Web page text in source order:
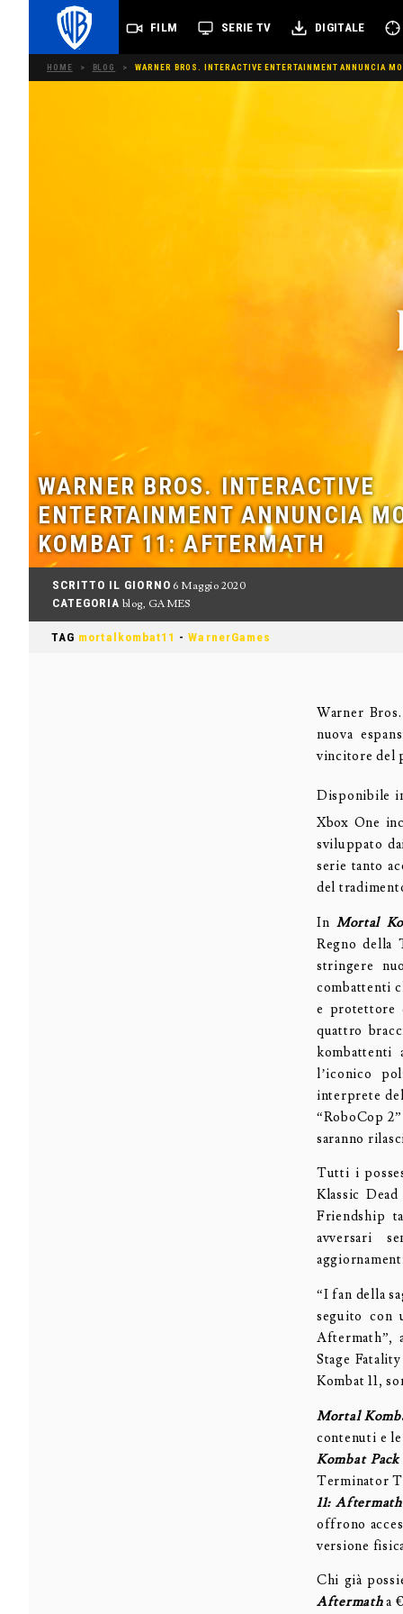
FILM SERIE TV DIGITALE
HOME > BLOG > WARNER BROS. INTERACTIVE ENTERTAINMENT ANNUNCIA
WARNER BROS. INTERACTIVE
ENTERTAINMENT ANNUNCIA
KOMBAT 11: AFTERMATH
SCRITTO IL GIORNO 6 Maggio 2020
CATEGORIA blog, GAMES
TAG mortalkombat11 -WarnerGames
Warner
nuova
vincitore del
Disponibile
Xbox One
sviluppato
serie tanto
del
In Mortal
Regno della
stringere
combattenti
e protettore
quattro
l’iconico
interprete
“RoboCop
saranno
Tutti i
Klassic
Friendship
avversari
“I fan della
seguito con
Aftermath”,
Stage
Kombat 11,
Mortal
contenuti e
Kombat Pack
Terminator
11:
offrono
versione
Chi già
Aftermatha